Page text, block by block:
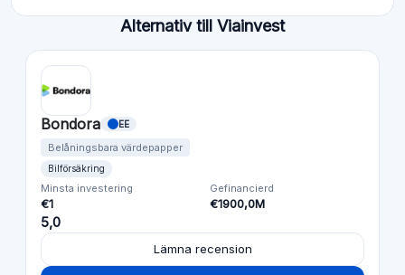
Alternativ till Viainvest
Bondora EE
Belåningsbara värdepapper
Bilförsäkring
Minsta investering
€1
Gefinancierd
€1900,0M
5,0
Lämna recension